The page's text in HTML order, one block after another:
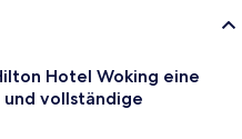
Hotel Woking eine
vollständige